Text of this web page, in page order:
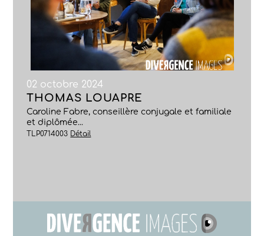
02 octobre 2024
THOMAS LOUAPRE
Caroline Fabre, conseillère conjugale et familiale
et diplômée...
TLP0714003 Détail